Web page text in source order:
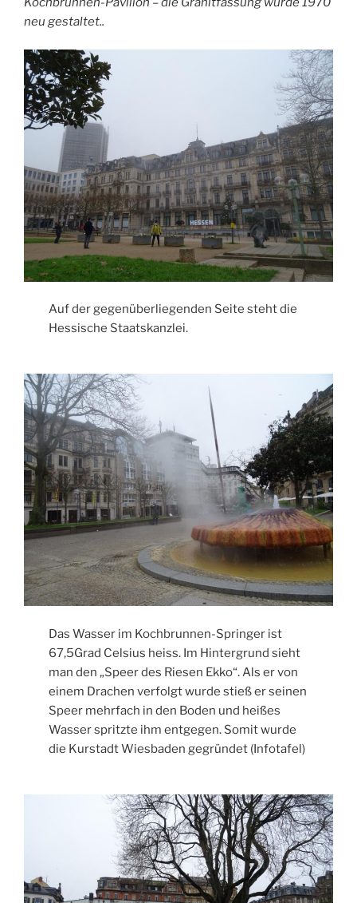
neu gestaltet..
Auf der gegenüberliegenden Seite steht die
Hessische Staatskanzlei.
Das Wasser im Kochbrunnen-Springer ist
67,5Grad Celsius heiss. Im Hintergrund sieht
man den „Speer des Riesen Ekko“. Als er von
einem Drachen verfolgt wurde stieß er seinen
Speer mehrfach in den Boden und heißes
Wasser spritzte ihm entgegen. Somit wurde
die Kurstadt Wiesbaden gegründet (Infotafel)